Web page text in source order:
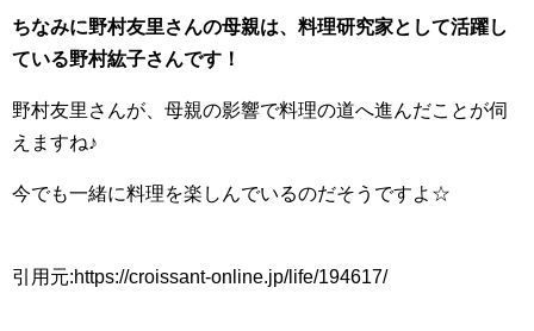
ちなみに野村友里さんの母親は、料理研究家として活躍し
ている野村紘子さんです！
野村友里さんが、母親の影響で料理の道へ進んだことが伺
えますね♪
今でも一緒に料理を楽しんでいるのだそうですよ☆
引用元:https://croissant-online.jp/life/194617/